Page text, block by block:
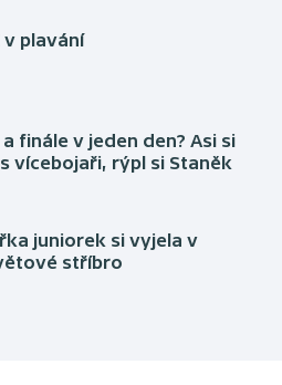
v plavání
finále v jeden den? Asi si
vícebojaři, rýpl si Staněk
juniorek si vyjela v
stříbro